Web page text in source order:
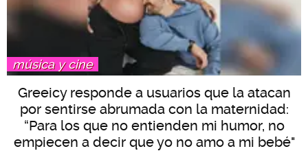
música y cine
Greeicy responde a usuarios que la atacan
por sentirse abrumada con la maternidad:
“Para los que no entienden mi humor, no
empiecen a decir que yo no amo a mi bebé"